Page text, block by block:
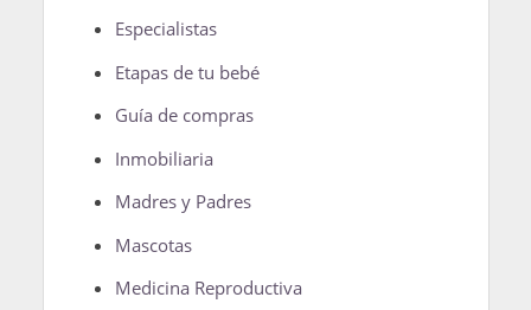
Especialistas
Etapas de tu bebé
Guía de compras
Inmobiliaria
Madres y Padres
Mascotas
Medicina Reproductiva